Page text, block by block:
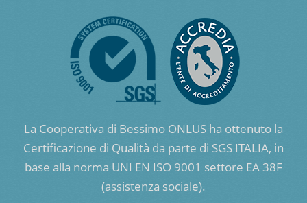
La Cooperativa di Bessimo ONLUS ha ottenuto la
Certificazione di Qualità da parte di SGS ITALIA, in
base alla norma UNI EN ISO 9001 settore EA 38F
(assistenza sociale).